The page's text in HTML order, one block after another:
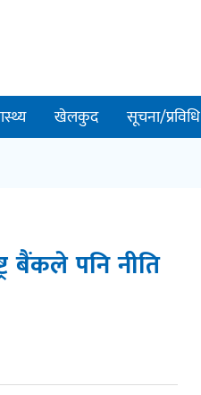
खेलकुद सूचना/प्रविधि
बैंकले पनि नीति